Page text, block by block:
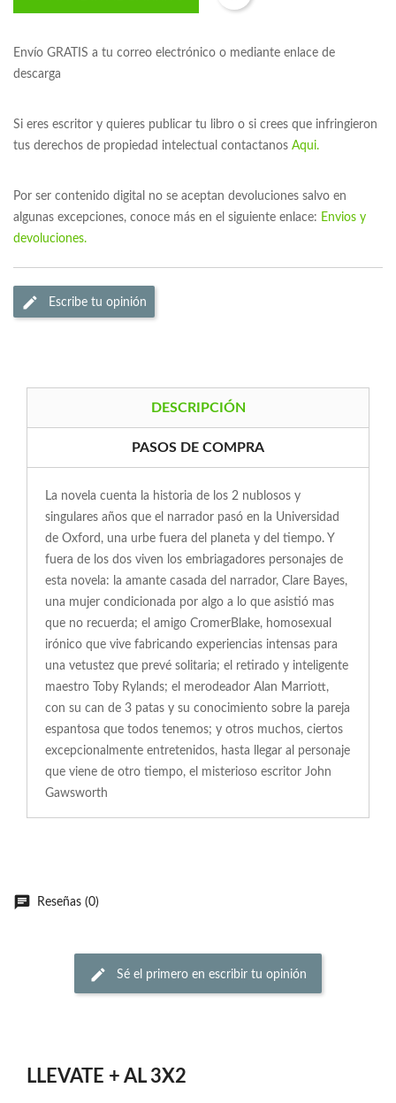
Envío GRATIS a tu correo electrónico o mediante enlace de
descarga
Si eres escritor y quieres publicar tu libro o si crees que infringieron
tus derechos de propiedad intelectual contactanos Aqui.
Por ser contenido digital no se aceptan devoluciones salvo en
algunas excepciones, conoce más en el siguiente enlace: Envios y
devoluciones.
Escribe tu opinión
DESCRIPCIÓN
PASOS DE COMPRA
La novela cuenta la historia de los 2 nublosos y
singulares años que el narrador pasó en la Universidad
de Oxford, una urbe fuera del planeta y del tiempo. Y
fuera de los dos viven los embriagadores personajes de
esta novela: la amante casada del narrador, Clare Bayes,
una mujer condicionada por algo a lo que asistió mas
que no recuerda; el amigo CromerBlake, homosexual
irónico que vive fabricando experiencias intensas para
una vetustez que prevé solitaria; el retirado y inteligente
maestro Toby Rylands; el merodeador Alan Marriott,
con su can de 3 patas y su conocimiento sobre la pareja
espantosa que todos tenemos; y otros muchos, ciertos
excepcionalmente entretenidos, hasta llegar al personaje
que viene de otro tiempo, el misterioso escritor John
Gawsworth
Reseñas (0)
Sé el primero en escribir tu opinión
LLEVATE + AL 3X2